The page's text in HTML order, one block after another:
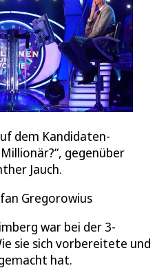
dem Kandidaten-
gegenüber
Jauch.
Gregorowius
war bei der 3-
sie sich vorbereitete und
hat.